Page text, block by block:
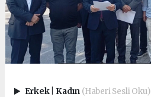
Erkek Kadın (Haberi Sesli Oku)